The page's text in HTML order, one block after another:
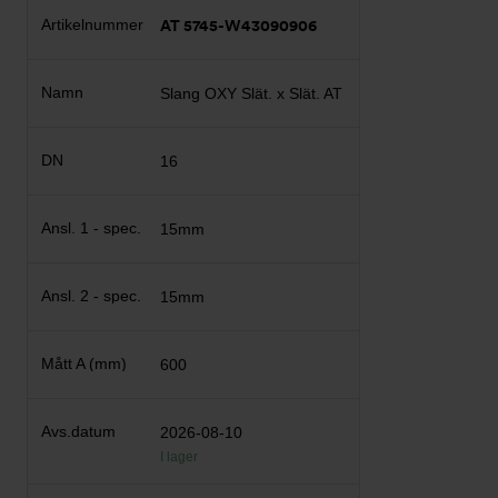
AT 5745-W43090906
Slang OXY Slät. x Slät. AT
16
15mm
15mm
600
2026-08-10
I lager